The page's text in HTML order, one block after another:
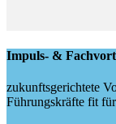
Impuls- &
zukunftsgerichtete
Führungskräfte fit